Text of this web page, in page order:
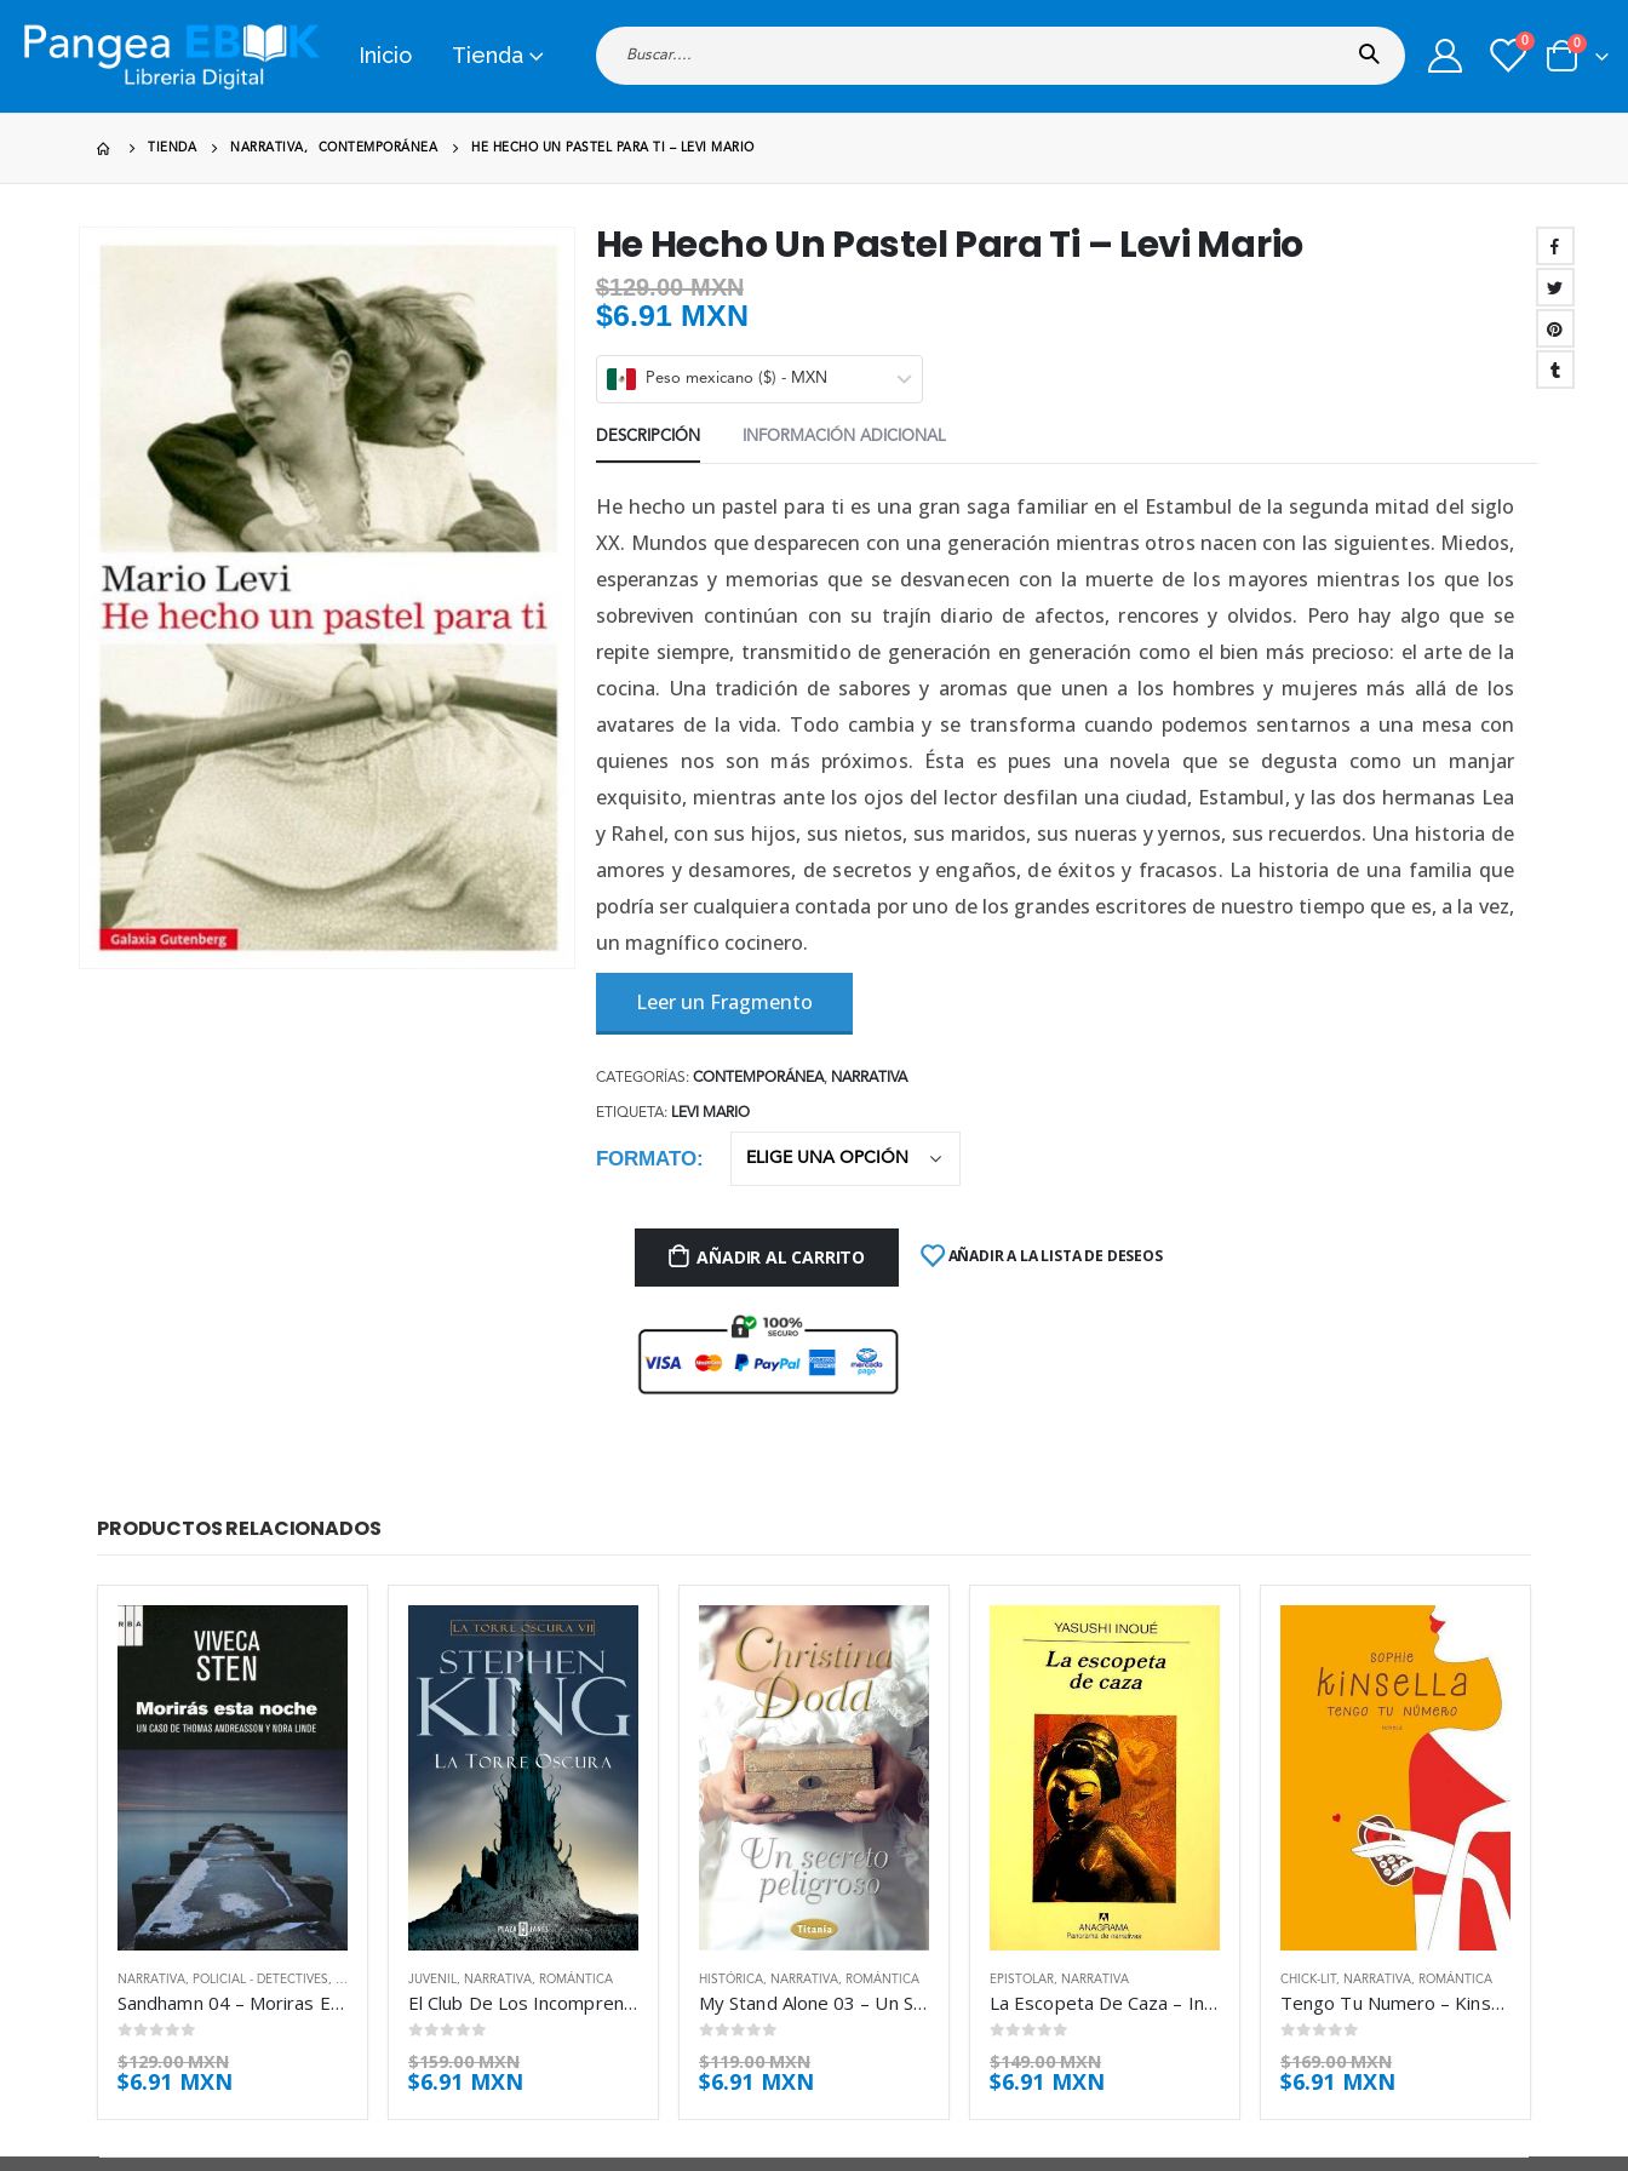
Inicio Tienda
0 0
TIENDA NARRATIVA , CONTEMPORÁNEA HE HECHO UN PASTEL PARA TI – LEVI MARIO
He Hecho Un Pastel Para Ti – Levi Mario
$129.00 MXN
$6.91 MXN
Peso mexicano ($) - MXN
DESCRIPCIÓN INFORMACIÓN ADICIONAL
He hecho un pastel para ti es una gran saga familiar en el Estambul de la segunda mitad del siglo
XX. Mundos que desparecen con una generación mientras otros nacen con las siguientes. Miedos,
esperanzas y memorias que se desvanecen con la muerte de los mayores mientras los que los
sobreviven continúan con su trajín diario de afectos, rencores y olvidos. Pero hay algo que se
repite siempre, transmitido de generación en generación como el bien más precioso: el arte de la
cocina. Una tradición de sabores y aromas que unen a los hombres y mujeres más allá de los
avatares de la vida. Todo cambia y se transforma cuando podemos sentarnos a una mesa con
quienes nos son más próximos. Ésta es pues una novela que se degusta como un manjar
exquisito, mientras ante los ojos del lector desfilan una ciudad, Estambul, y las dos hermanas Lea
y Rahel, con sus hijos, sus nietos, sus maridos, sus nueras y yernos, sus recuerdos. Una historia de
amores y desamores, de secretos y engaños, de éxitos y fracasos. La historia de una familia que
podría ser cualquiera contada por uno de los grandes escritores de nuestro tiempo que es, a la vez,
un magnífico cocinero.
Leer un Fragmento
CATEGORÍAS: CONTEMPORÁNEA, NARRATIVA
ETIQUETA: LEVI MARIO
FORMATO
AÑADIR AL CARRITO AÑADIR A LA LISTA DE DESEOS
PRODUCTOS RELACIONADOS
NARRATIVA POLICIAL - DETECTIVES
Sandhamn 04 – Moriras Esta Noche – Sten Viveca
$129.00 MXN
$6.91 MXN
JUVENIL NARRATIVA ROMÁNTICA
El Club De Los Incomprendidos 01 – Buenos – Jeans Blue
$159.00 MXN
$6.91 MXN
HISTÓRICA NARRATIVA ROMÁNTICA
My Stand Alone 03 – Un Secreto Peligroso – Dodd Christina
$119.00 MXN
$6.91 MXN
EPISTOLAR NARRATIVA
La Escopeta De Caza – Inoue Yasushi
$149.00 MXN
$6.91 MXN
CHICK-LIT NARRATIVA ROMÁNTICA
Tengo Tu Numero – Kinsella Sophie
$169.00 MXN
$6.91 MXN